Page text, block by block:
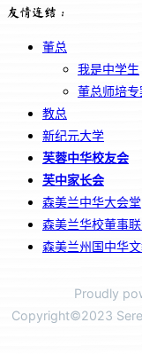
友情连结：
董总
我是中学生
董总师培专
教总
新纪元大学
芙蓉中华校友会
芙中家长会
森美兰中华大会堂
森美兰华校董事
森美兰州国中华
Proudly
Copyright©2023